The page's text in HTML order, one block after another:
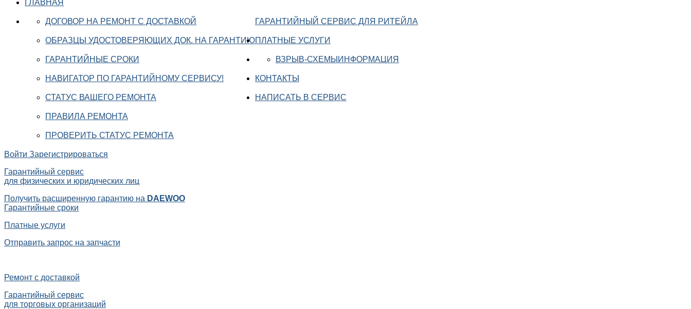
ГЛАВНАЯ
ГАРАНТИЙНЫЙ СЕРВИС ДЛЯ РИТЕЙЛА
ДОГОВОР НА РЕМОНТ С ДОСТАВКОЙ
ОБРАЗЦЫ УДОСТОВЕРЯЮЩИХ ДОК. НА ГАРАНТИЮ
ГАРАНТИЙНЫЕ СРОКИ
НАВИГАТОР ПО ГАРАНТИЙНОМУ СЕРВИСУ!
СТАТУС ВАШЕГО РЕМОНТА
ПРАВИЛА РЕМОНТА
ПРОВЕРИТЬ СТАТУС РЕМОНТА
ПЛАТНЫЕ УСЛУГИ
ИНФОРМАЦИЯ
ВЗРЫВ-СХЕМЫ
КОНТАКТЫ
НАПИСАТЬ В СЕРВИС
Войти Зарегистрироваться
Гарантийный сервис
для физических и юридических лиц
Получить расширенную гарантию на DAEWOO
Гарантийные сроки
Платные услуги
Отправить запрос на запчасти
Ремонт с доставкой
Гарантийный сервис
для торговых организаций